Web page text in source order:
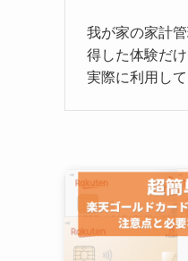
我が家の家計
得した体験だ
実際に利用し